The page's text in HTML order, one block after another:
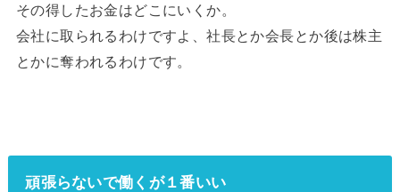
その得したお金はどこにいくか。
会社に取られるわけですよ、社長とか会長とか後は株主
とかに奪われるわけです。
頑張らないで働くが１番いい